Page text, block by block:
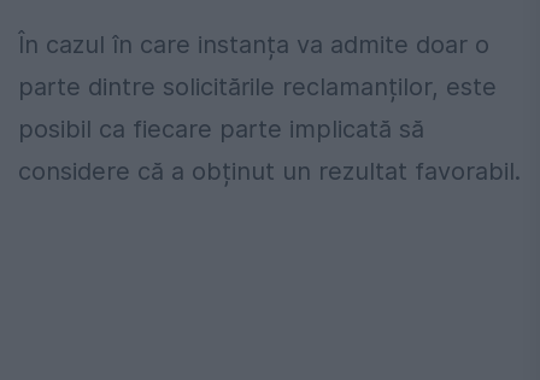
În cazul în care instanța va admite doar o
parte dintre solicitările reclamanților, este
posibil ca fiecare parte implicată să
considere că a obținut un rezultat favorabil.